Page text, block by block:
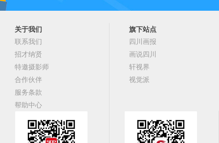
关于我们
联系我们
招才纳贤
特邀摄影师
合作伙伴
服务条款
帮助中心
旗下站点
四川画报
画说四川
轩视界
视觉派